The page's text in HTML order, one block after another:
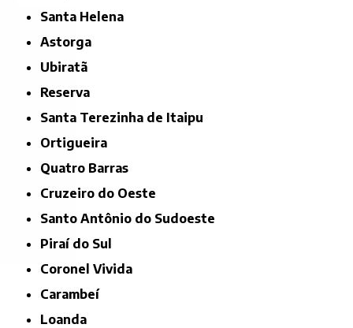
Santa Helena
Astorga
Ubiratã
Reserva
Santa Terezinha de Itaipu
Ortigueira
Quatro Barras
Cruzeiro do Oeste
Santo Antônio do Sudoeste
Piraí do Sul
Coronel Vivida
Carambeí
Loanda